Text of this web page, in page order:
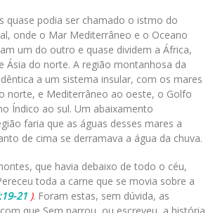
quase podia ser chamado o istmo do
onde o Mar Mediterrâneo e o Oceano
um do outro e quase dividem a África,
Ásia do norte. A região montanhosa da
a um sistema insular, com os mares
norte, e Mediterrâneo ao oeste, o Golfo
Índico ao sul. Um abaixamento
faria que as águas desses mares a
de cima se derramava a água da chuva.
que havia debaixo de todo o céu,
toda a carne que se movia sobre a
21 ). Foram estas, sem dúvida, as